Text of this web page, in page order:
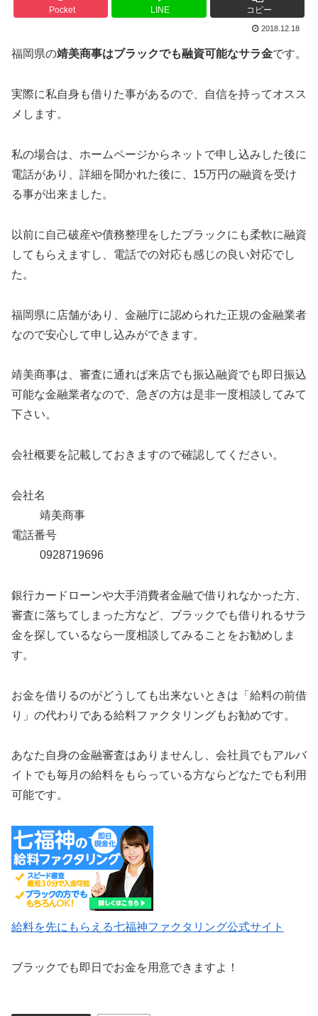
Pocket LINE コピー
2018.12.18
福岡県の靖美商事はブラックでも融資可能なサラ金です。
実際に私自身も借りた事があるので、自信を持ってオスス
メします。
私の場合は、ホームページからネットで申し込みした後に
電話があり、詳細を聞かれた後に、15万円の融資を受け
る事が出来ました。
以前に自己破産や債務整理をしたブラックにも柔軟に融資
してもらえますし、電話での対応も感じの良い対応でし
た。
福岡県に店舗があり、金融庁に認められた正規の金融業者
なので安心して申し込みができます。
靖美商事は、審査に通れば来店でも振込融資でも即日振込
可能な金融業者なので、急ぎの方は是非一度相談してみて
下さい。
会社概要を記載しておきますので確認してください。
会社名
靖美商事
電話番号
0928719696
銀行カードローンや大手消費者金融で借りれなかった方、
審査に落ちてしまった方など、ブラックでも借りれるサラ
金を探しているなら一度相談してみることをお勧めしま
す。
お金を借りるのがどうしても出来ないときは「給料の前借
り」の代わりである給料ファクタリングもお勧めです。
あなた自身の金融審査はありませんし、会社員でもアルバ
イトでも毎月の給料をもらっている方ならどなたでも利用
可能です。
給料を先にもらえる七福神ファクタリング公式サイト
ブラックでも即日でお金を用意できますよ！